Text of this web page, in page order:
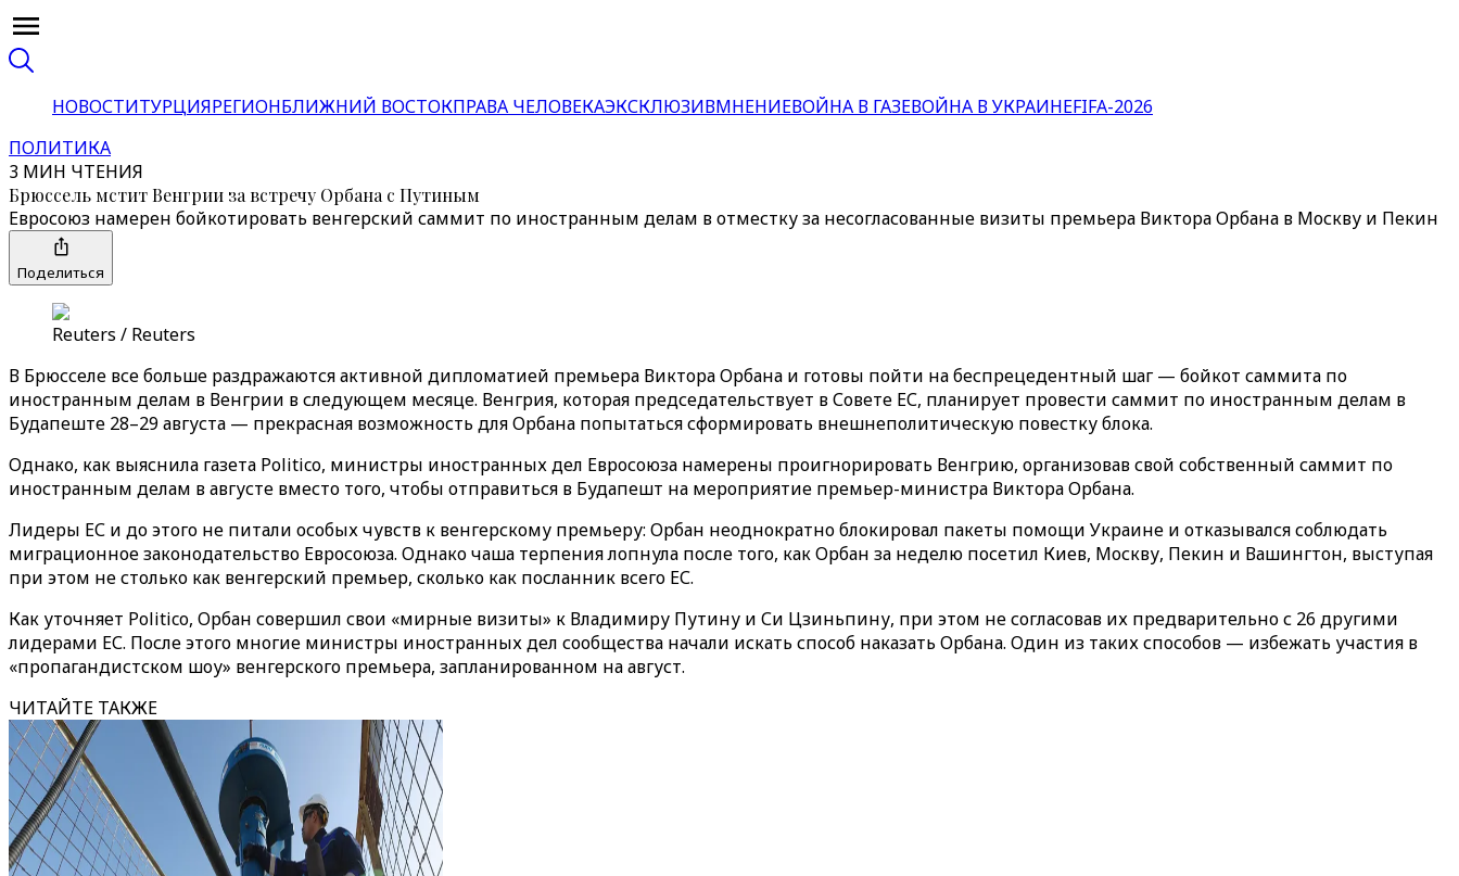
НОВОСТИТУРЦИЯРЕГИОНБЛИЖНИЙ ВОСТОКПРАВА ЧЕЛОВЕКАЭКСКЛЮЗИВМНЕНИЕВОЙНА В ГАЗЕВОЙНА В УКРАИНЕFIFA-2026
ПОЛИТИКА
3 МИН ЧТЕНИЯ
Брюссель мстит Венгрии за встречу Орбана с Путиным
Евросоюз намерен бойкотировать венгерский саммит по иностранным делам в отместку за несогласованные визиты премьера Виктора Орбана в Москву и Пекин
Поделиться
Reuters / Reuters
В Брюсселе все больше раздражаются активной дипломатией премьера Виктора Орбана и готовы пойти на беспрецедентный шаг — бойкот саммита по
иностранным делам в Венгрии в следующем месяце. Венгрия, которая председательствует в Совете ЕС, планирует провести саммит по иностранным делам в
Будапеште 28–29 августа — прекрасная возможность для Орбана попытаться сформировать внешнеполитическую повестку блока.
Однако, как выяснила газета Politico, министры иностранных дел Евросоюза намерены проигнорировать Венгрию, организовав свой собственный саммит по
иностранным делам в августе вместо того, чтобы отправиться в Будапешт на мероприятие премьер-министра Виктора Орбана.
Лидеры ЕС и до этого не питали особых чувств к венгерскому премьеру: Орбан неоднократно блокировал пакеты помощи Украине и отказывался соблюдать
миграционное законодательство Евросоюза. Однако чаша терпения лопнула после того, как Орбан за неделю посетил Киев, Москву, Пекин и Вашингтон, выступая
при этом не столько как венгерский премьер, сколько как посланник всего ЕС.
Как уточняет Politico, Орбан совершил свои «мирные визиты» к Владимиру Путину и Си Цзиньпину, при этом не согласовав их предварительно с 26 другими
лидерами ЕС. После этого многие министры иностранных дел сообщества начали искать способ наказать Орбана. Один из таких способов — избежать участия в
«‎‎пропагандистском шоу» венгерского премьера, запланированном на август.
ЧИТАЙТЕ ТАКЖЕ